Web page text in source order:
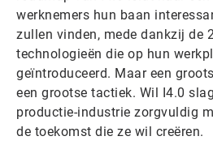
werknemers hun baan
zullen vinden, mede dankzij de
technologieën die op hun
geïntroduceerd. Maar een
een grootse tactiek. Wil I4.0
productie-industrie zorgvuldig
de toekomst die ze wil creëren.